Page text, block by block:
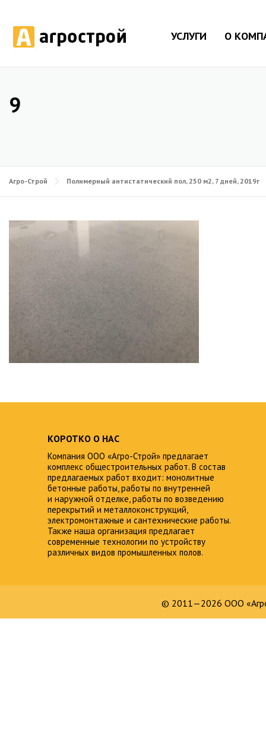
УСЛУГИ О
9
Агро-Строй Полимерный антистатический пол, 250 м2, 7 дней, 2019г
КОРОТКО О НАС
Компания ООО «Агро-Строй» предлагает
комплекс общестроительных работ. В состав
предлагаемых работ входит: монолитные
бетонные работы, работы по внутренней
и наружной отделке, работы по возведению
перекрытий и металлоконструкций,
электромонтажные и сантехнические работы.
Также наша организация предлагает
современные технологии по устройству
различных видов промышленных полов.
© 2011—2026 ООО